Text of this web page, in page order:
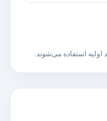
اولیه استفاده می‌شوند.